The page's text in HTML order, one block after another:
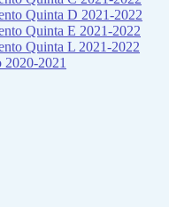
Quinta D 2021-2022
Quinta E 2021-2022
Quinta L 2021-2022
2020-2021